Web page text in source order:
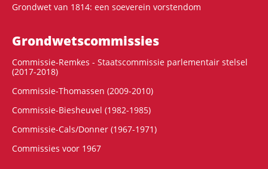
Grondwet van 1814: een soeverein vorstendom
Grondwets­commissies
Commissie-Remkes - Staatscommissie parlementair stelsel
(2017-2018)
Commissie-Thomassen (2009-2010)
Commissie-Biesheuvel (1982-1985)
Commissie-Cals/Donner (1967-1971)
Commissies voor 1967